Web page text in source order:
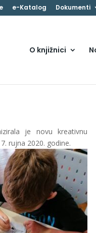
e-Katalog Dokumenti
O knjižnici
je novu kreativnu
rujna 2020. godine.